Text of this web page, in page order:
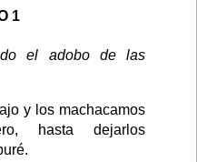
1
el adobo de las
y los machacamos
hasta dejarlos